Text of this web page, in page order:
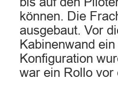
können. Die
ausgebaut. Vor
Kabinenwand
Konfiguration
war ein Rollo vor